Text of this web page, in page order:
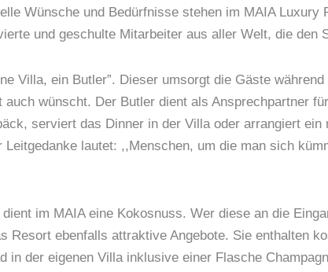
Wünsche und Bedürfnisse stehen im MAIA
und geschulte Mitarbeiter aus aller Welt, die den
Villa, ein Butler”. Dieser umsorgt die Gäste
wünscht. Der Butler dient als Ansprechpartner
serviert das Dinner in der Villa oder arrangiert
lautet: ,,Menschen, um die man sich
im MAIA eine Kokosnuss. Wer diese an die
Resort ebenfalls attraktive Angebote. Sie enthalten
in der eigenen Villa inklusive einer Flasche